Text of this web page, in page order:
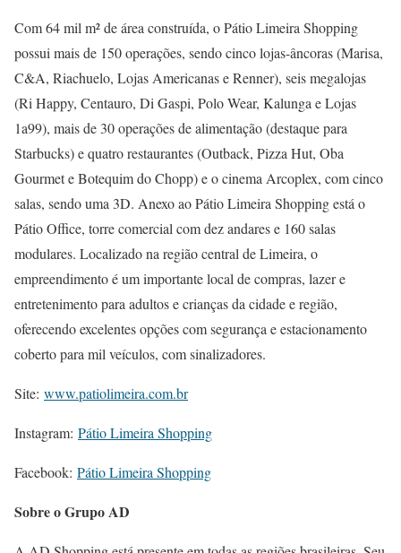
Com 64 mil m² de área construída, o Pátio Limeira Shopping
possui mais de 150 operações, sendo cinco lojas-âncoras (Marisa,
C&A, Riachuelo, Lojas Americanas e Renner), seis megalojas
(Ri Happy, Centauro, Di Gaspi, Polo Wear, Kalunga e Lojas
1a99), mais de 30 operações de alimentação (destaque para
Starbucks) e quatro restaurantes (Outback, Pizza Hut, Oba
Gourmet e Botequim do Chopp) e o cinema Arcoplex, com cinco
salas, sendo uma 3D. Anexo ao Pátio Limeira Shopping está o
Pátio Office, torre comercial com dez andares e 160 salas
modulares. Localizado na região central de Limeira, o
empreendimento é um importante local de compras, lazer e
entretenimento para adultos e crianças da cidade e região,
oferecendo excelentes opções com segurança e estacionamento
coberto para mil veículos, com sinalizadores.
Site: www.patiolimeira.com.br
Instagram: Pátio Limeira Shopping
Facebook: Pátio Limeira Shopping
Sobre o Grupo AD